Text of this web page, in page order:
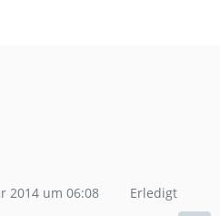
2014 um 06:08 Erledigt